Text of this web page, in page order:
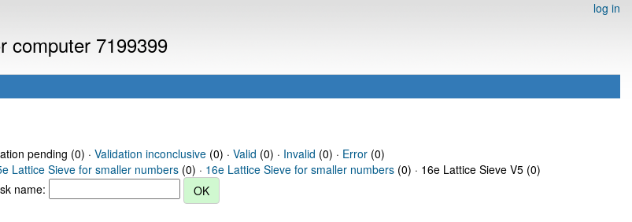
log in
computer 7199399
pending (0) · Validation inconclusive(0) · Valid (0) · Invalid (0) · Error(0)
Lattice Sieve for smaller numbers (0) · 16e Lattice Sieve for smaller numbers (0) · 16e Lattice Sieve V5 (0)
name: